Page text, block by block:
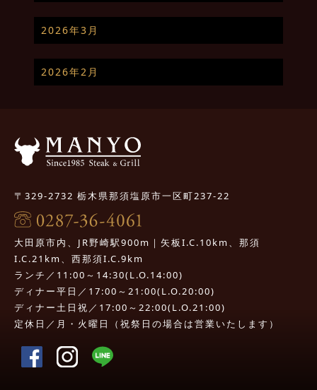
2026年3月
2026年2月
〒329-2732 栃木県那須塩原市一区町237-22
大田原市内、JR野崎駅900m｜矢板I.C.10km、那須
I.C.21km、西那須I.C.9km
ランチ／11:00～14:30(L.O.14:00)
ディナー平日／17:00～21:00(L.O.20:00)
ディナー土日祝／17:00～22:00(L.O.21:00)
定休日／月・火曜日（祝祭日の場合は営業いたします）